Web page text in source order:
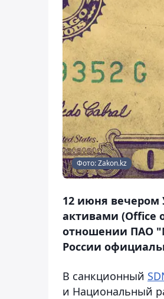
Фото: Zakon.kz
12 июня
активами (Office
отношении ПАО
России
В санкционный
и Национальный